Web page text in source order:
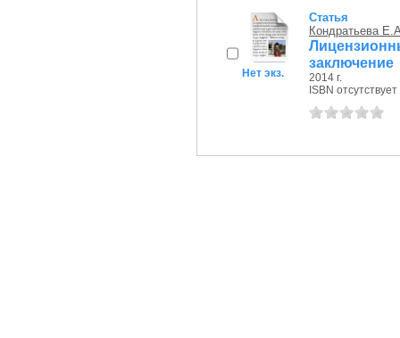
Нет экз.
Статья
Кондратьева
заключение
2014 г.
ISBN отсутствует